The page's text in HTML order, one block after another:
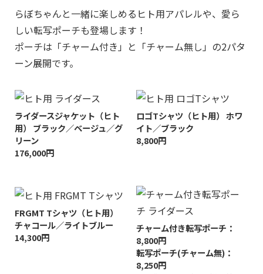
らぼちゃんと一緒に楽しめるヒト用アパレルや、愛ら
しい転写ポーチも登場します！
ポーチは「チャーム付き」と「チャーム無し」の2パタ
ーン展開です。
ライダースジャケット（ヒト
用） ブラック／ベージュ／グ
リーン
176,000円
ロゴTシャツ（ヒト用） ホワ
イト／ブラック
8,800円
FRGMT Tシャツ（ヒト用）
チャコール／ライトブルー
14,300円
チャーム付き転写ポーチ：
8,800円
転写ポーチ(チャーム無)：
8,250円